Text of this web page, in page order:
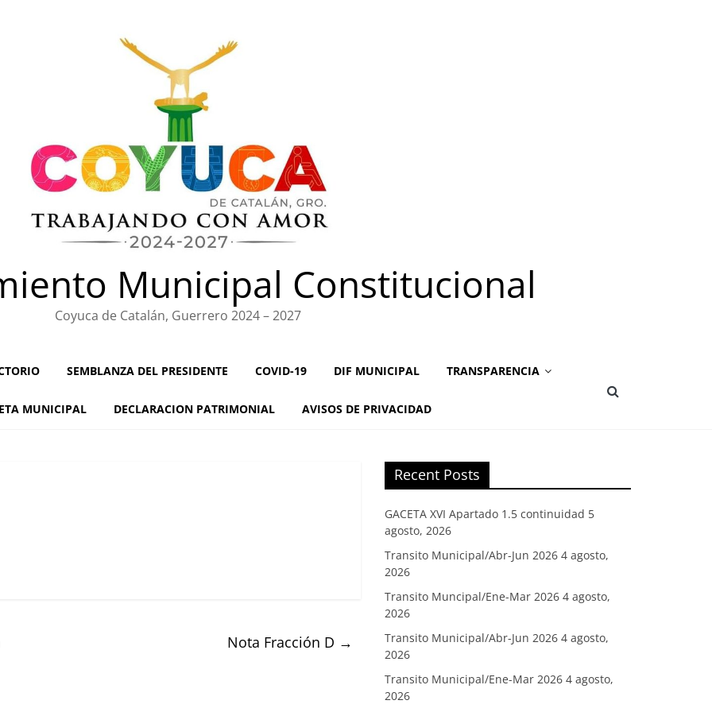
Municipal Constitucional
Coyuca de Catalán, Guerrero 2024 – 2027
SEMBLANZA DEL PRESIDENTE COVID-19 DIF MUNICIPAL TRANSPARENCIA
MUNICIPAL DECLARACION PATRIMONIAL AVISOS DE PRIVACIDAD
Nota Fracción D →
Recent Posts
GACETA XVI Apartado 1.5 continuidad 5
agosto, 2026
Transito Municipal/Abr-Jun 2026 4 agosto,
2026
Transito Muncipal/Ene-Mar 2026 4 agosto,
2026
Transito Municipal/Abr-Jun 2026 4 agosto,
2026
Transito Municipal/Ene-Mar 2026 4 agosto,
2026